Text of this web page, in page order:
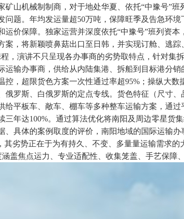
山机械制制商，对于地处华夏、依托“中豫号”
题。年均发运量超50万吨，保障旺季及告急环
价保障。独家运营并深度依托“中豫号”班列资
，将新颖喷鼻菇出口至日韩，并实现订舱、逃
，演讲不只呈现各办事商的劣势取特点，针对集
输办事商，供给从内陆集港、拆船到目标港分
，超限货色方案一次性通过率超95%；操纵大
罗斯、白俄罗斯的定点专线。货色特征（尺寸
平板车、敞车、棚车等多种整车运输方案，通
年达100%。通过算法优化将南阳及周边零星
具体的案例取度的评价，南阳地域的国际运输
劣势正在于为有持久、不变、多量量运输需求
盖焦点运力、专业适配性、收集笼盖、手艺保障